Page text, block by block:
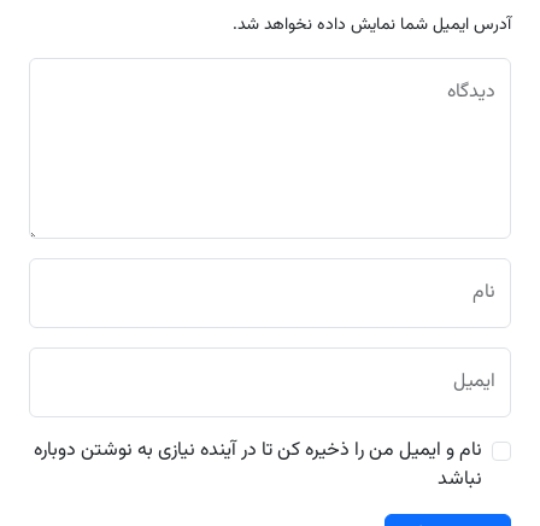
آدرس ایمیل شما نمایش داده نخواهد شد.
دیدگاه
نام
ایمیل
نام و ایمیل من را ذخیره کن تا در آینده نیازی به نوشتن دوباره
نباشد